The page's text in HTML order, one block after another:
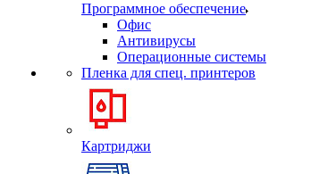
Программное обеспечение
Офис
Антивирусы
Операционные системы
Пленка для спец. принтеров
Картриджи